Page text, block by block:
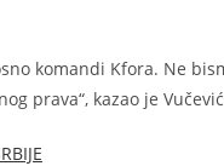
komandi Kfora. Ne
prava“, kazao je